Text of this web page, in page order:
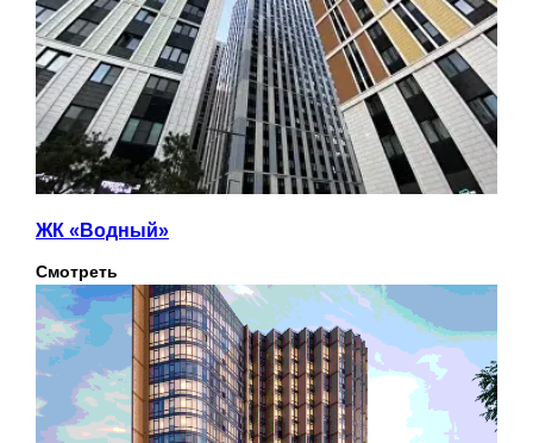
ЖК «Водный»
Смотреть